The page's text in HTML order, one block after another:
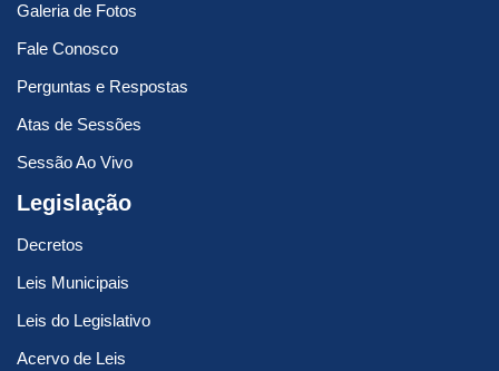
Galeria de Fotos
Fale Conosco
Perguntas e Respostas
Atas de Sessões
Sessão Ao Vivo
Legislação
Decretos
Leis Municipais
Leis do Legislativo
Acervo de Leis